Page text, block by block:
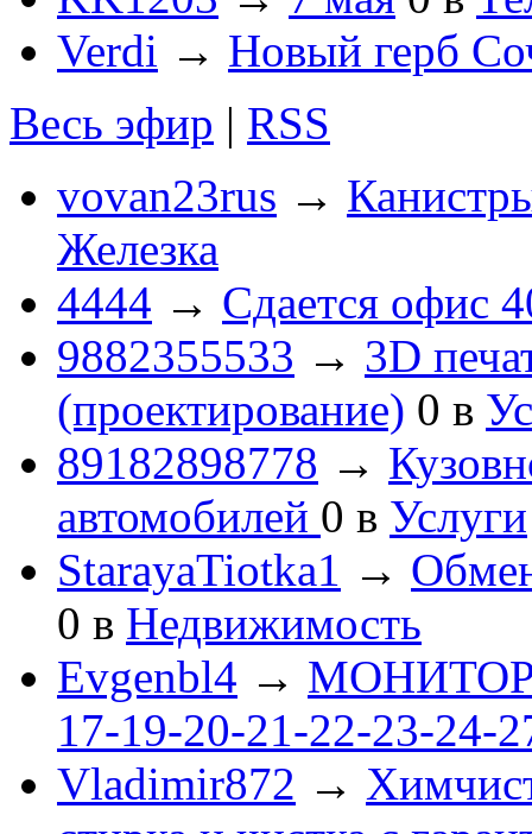
Verdi → Новый герб
Весь эфир | RSS
vovan23rus →
Железка
4444 → Сдается офис
9882355533 → 3D
(проектирование) 0 в
89182898778 →
автомобилей 0 в Услуги
StarayaTiotka1 →
0 в Недвижимость
Evgenbl4 → МОНИТОРЫ
17-19-20-21-22-23-24-
Vladimir872 →